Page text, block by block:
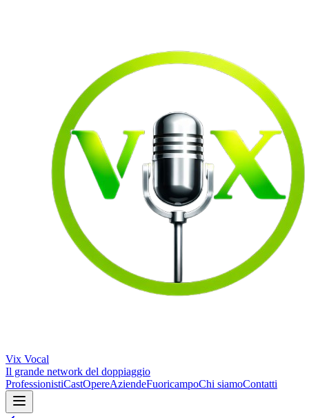
Vix Vocal
Il grande network del doppiaggio
ProfessionistiCastOpereAziendeFuoricampoChi siamoContatti